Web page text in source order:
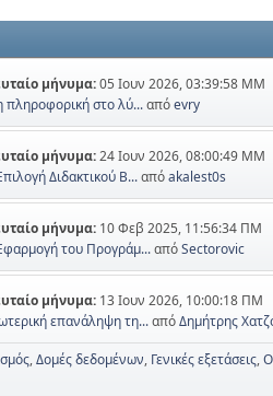
μήνυμα:05 Ιουν 2026, 03:39:58 ΜΜ
πληροφορική στο λύ...απόevry
μήνυμα:24 Ιουν 2026, 08:00:49 ΜΜ
Διδακτικού Β...απόakalest0s
μήνυμα: 10 Φεβ 2025, 11:56:34 ΠΜ
του Προγράμ...απόSectorovic
μήνυμα: 13 Ιουν 2026, 10:00:18 ΠΜ
επανάληψη τη...απόΔημήτρης
Δομές δεδομένων Γενικές εξετάσεις